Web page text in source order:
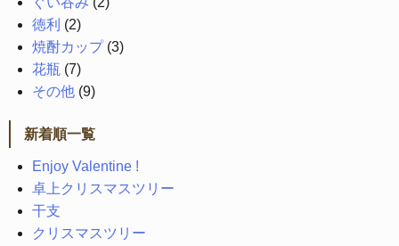
徳利 (2)
焼酎カップ(3)
花瓶(7)
その他(9)
新着順一覧
Enjoy Valentine !
卓上クリスマスツリー
干支
クリスマスツリー